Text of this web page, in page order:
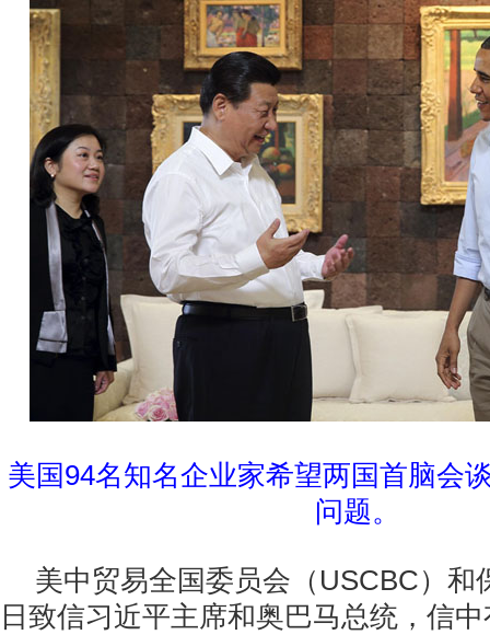
美国94名知名企业家希望两国首脑会
问题。
美中贸易全国委员会（USCBC）和
日致信习近平主席和奥巴马总统，信